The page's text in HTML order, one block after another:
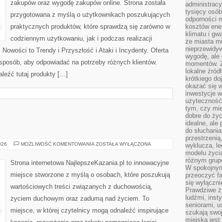
zakupów oraz wygodę zakupów online. Strona została
przygotowana z myślą o użytkownikach poszukujących
praktycznych produktów, które sprawdzą się zarówno w
codziennym użytkowaniu, jak i podczas realizacji
to Trendy i Przyszłość i Ataki i Incydenty. Oferta
aby odpowiadać na potrzeby różnych klientów.
tutaj produkty […]
MOŻLIWOŚĆ KOMENTOWANIA MSZE
ZOSTAŁA WYŁĄCZONA
Strona internetowa NajlepszeKazania.pl to innowacyjne
miejsce stworzone z myślą o osobach, które poszukują
wartościowych treści związanych z duchowością,
życiem duchowym oraz zadumą nad życiem. To
miejsce, w której czytelnicy mogą odnaleźć inspirujące
tysięcy
odporności
kosztów
klimatu i
że miasta
wygodę, ale
momentów.
lokalne
krótkiego
okazać się
inwestycje
tym, czy
dobre do
idealne, ale
do
wyklucza,
modelu
różnym
W
przeoczyć
się
Prawdziwe
ludźmi,
seniorami,
szukają
miejska jest